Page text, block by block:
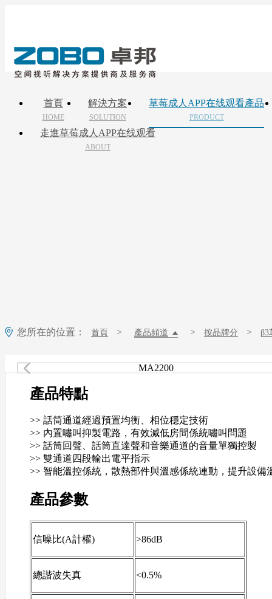
首頁
HOME
解決方案
SOLUTION
草莓成人APP在线观看產品
PRODUCT
走進草莓成人APP在线观看
ABOUT
您所在的位置： 首頁 > 產品頻道 > 按品牌分 > β3
產品特點
>> 話筒通道經過預置均衡、相位穩定技術
>> 內置嘯叫抑製電路，有效減低房間係統嘯叫問題
>> 話筒回聲、話筒直達聲和音樂通道的音量單獨控製
>> 雙通道四段輸出電平指示
>> 智能溫控係統，散熱部件與溫感係統連動，提升設
產品參數
信噪比(A計權) >86dB
總諧波失真 <0.5%